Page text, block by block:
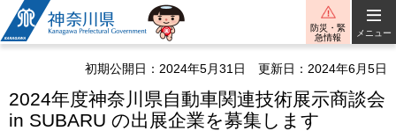
神奈川県
防災・緊
急情報
メニュー
初期公開日：2024年5月31日 更新日：2024年6月5日
2024年度神奈川県自動車関連技術展示商談会
in SUBARU の出展企業を募集します